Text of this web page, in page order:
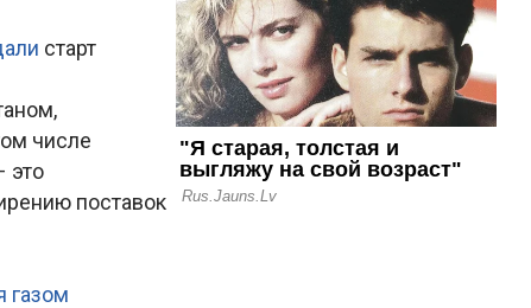
старт
числе
это
поставок
газом